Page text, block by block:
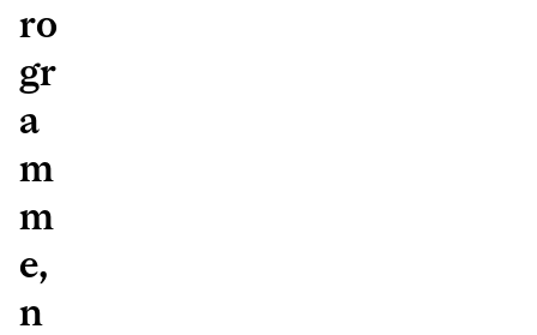
ro
gr
a
m
m
e,
n